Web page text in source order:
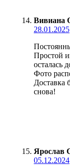
Вивиана
28.01.2025
Простой
осталась
Фото
Доставка
снова!
Ярослав
05.12.2024